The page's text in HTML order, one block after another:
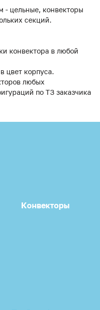
- цельные, конвекторы
секций.
конвектора в любой
цвет корпуса.
любых
по ТЗ заказчика
Конвекторы